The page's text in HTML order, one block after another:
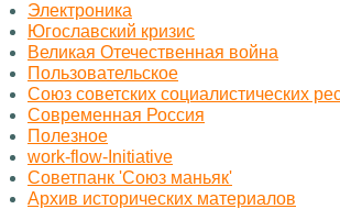
Электроника
Югославский кризис
Великая Отечественная война
Пользовательское
Союз советских социалистических
Современная Россия
Полезное
work-flow-Initiative
Советпанк 'Союз маньяк'
Архив исторических материалов